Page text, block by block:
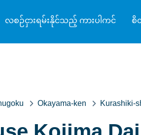
လစဉ်ငှားရမ်းနိုင်သည့် ကားပါကင် စိ
Okayama-ken Kurashiki-